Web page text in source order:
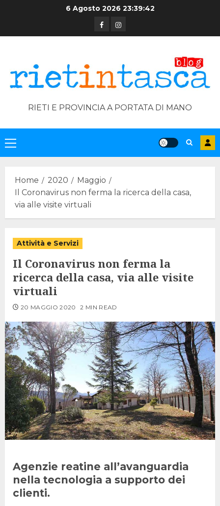
6 Agosto 2026 23:39:43
FacebookInstagram
RIETI E PROVINCIA A PORTATA DI MANO
Primary
Menu
Home 2020
Maggio
Il Coronavirus non ferma la ricerca della casa,
via alle visite virtuali
Attività e Servizi
Il Coronavirus non ferma la
ricerca della casa, via alle visite
virtuali
20 MAGGIO 2020 2 MIN READ
Agenzie reatine all’avanguardia
nella tecnologia a supporto dei
clienti.